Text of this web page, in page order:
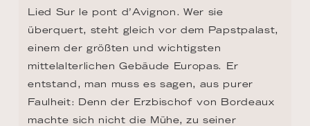
Lied Sur le pont d’Avignon. Wer sie
überquert, steht gleich vor dem Papstpalast,
einem der größten und wichtigsten
mittelalterlichen Gebäude Europas. Er
entstand, man muss es sagen, aus purer
Faulheit: Denn der Erzbischof von Bordeaux
machte sich nicht die Mühe, zu seiner